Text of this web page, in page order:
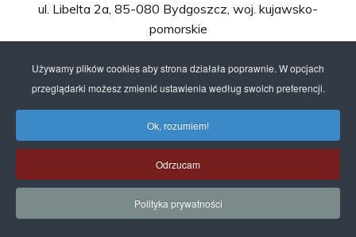
ul. Libelta 2a, 85-080 Bydgoszcz, woj. kujawsko-
pomorskie
© 2006-2019 Andrzej Pastor, fizjoterapeuta.
Wykonanie: Studio WWW |Projektowanie stron www
Używamy plików cookies aby strona działała poprawnie. W opcjach
przeglądarki możesz zmienić ustawienia według swoich preferencji.
Ok, rozumiem!
Odrzucam
Polityka prywatności